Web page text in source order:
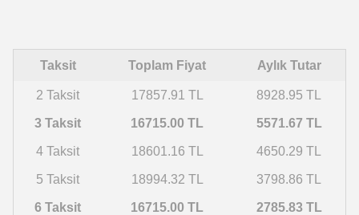
Taksit Toplam Fiyat Aylık Tutar
2 Taksit 17857.91 TL 8928.95 TL
3 Taksit 16715.00 TL 5571.67 TL
4 Taksit 18601.16 TL 4650.29 TL
5 Taksit 18994.32 TL 3798.86 TL
6 Taksit 16715.00 TL 2785.83 TL